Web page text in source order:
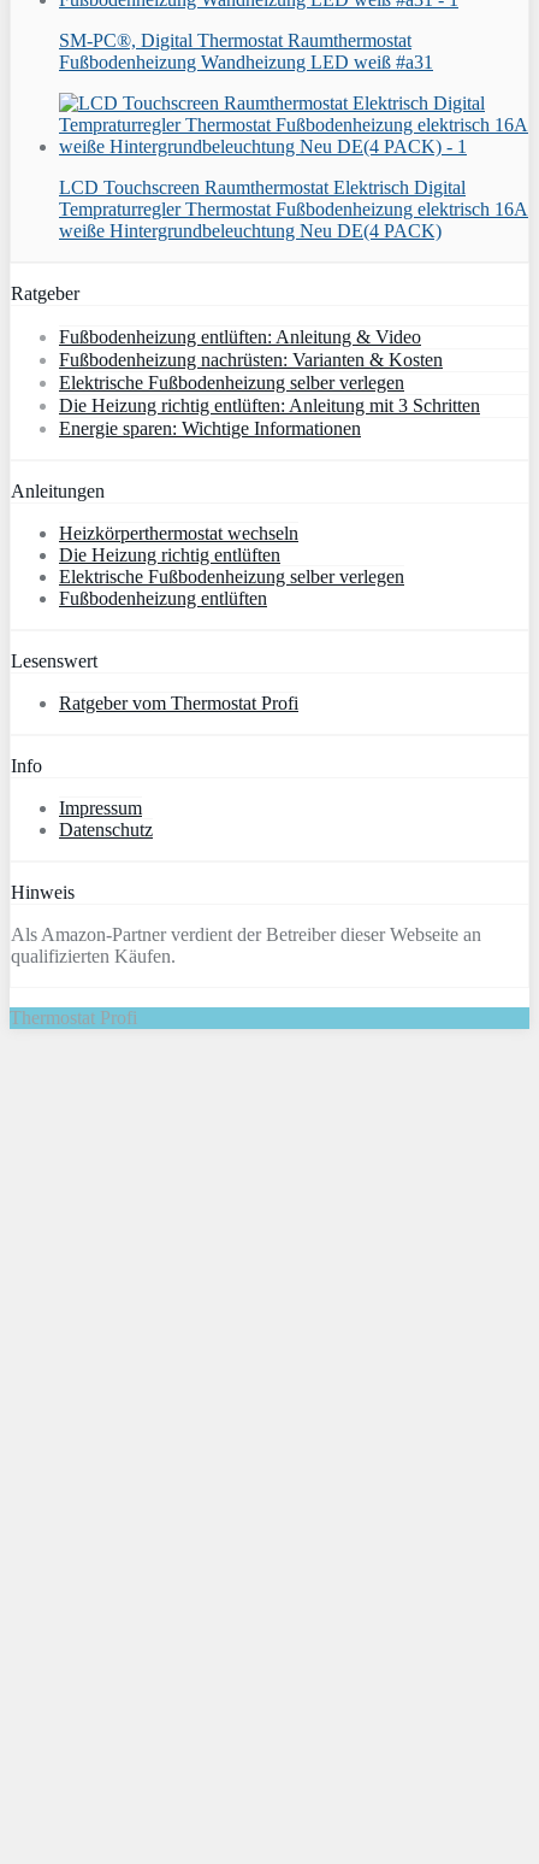
SM-PC®, Digital Thermostat Raumthermostat
Fußbodenheizung Wandheizung LED weiß #a31
LCD Touchscreen Raumthermostat Elektrisch Digital
Tempraturregler Thermostat Fußbodenheizung elektrisch 16A
weiße Hintergrundbeleuchtung Neu DE(4 PACK)
Ratgeber
Fußbodenheizung entlüften: Anleitung & Video
Fußbodenheizung nachrüsten: Varianten & Kosten
Elektrische Fußbodenheizung selber verlegen
Die Heizung richtig entlüften: Anleitung mit 3 Schritten
Energie sparen: Wichtige Informationen
Anleitungen
Heizkörperthermostat wechseln
Die Heizung richtig entlüften
Elektrische Fußbodenheizung selber verlegen
Fußbodenheizung entlüften
Lesenswert
Ratgeber vom Thermostat Profi
Info
Impressum
Datenschutz
Hinweis
Als Amazon-Partner verdient der Betreiber dieser Webseite an
qualifizierten Käufen.
Thermostat Profi